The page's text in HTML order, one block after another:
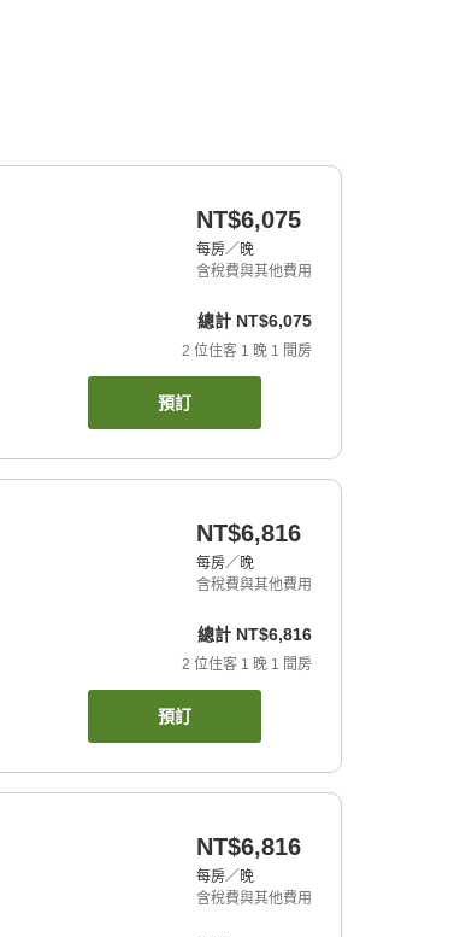
NT$6,075
每房／晚
含稅費與其他費用
總計 NT$6,075
2 位住客 1 晚 1 間房
預訂
NT$6,816
每房／晚
含稅費與其他費用
總計 NT$6,816
2 位住客 1 晚 1 間房
預訂
NT$6,816
每房／晚
含稅費與其他費用